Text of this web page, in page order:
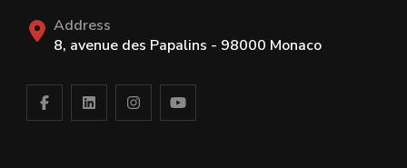
Address
8, avenue des Papalins - 98000 Monaco